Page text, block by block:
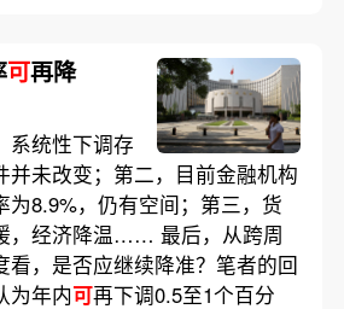
可再降
系统性下调存
并未改变；第二，目前金融机构
为8.9%，仍有空间；第三，货
，经济降温…… 最后，从跨周
看，是否应继续降准？笔者的回
为年内可再下调0.5至1个百分